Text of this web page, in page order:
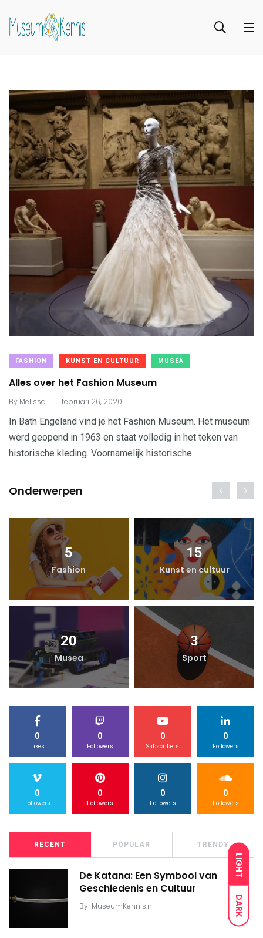
LIGHT
DARK
FASHION KUNST EN CULTUUR MUSEA
Alles over het Fashion Museum
By Melissa . februari 26, 2020
In Bath Engeland vind je het Fashion Museum. Het museum
werd geopend in 1963 en staat volledig in het teken van
historische kleding. Voornamelijk historische
Onderwerpen
5
Fashion
15
Kunst en cultuur
20
Musea
3
Sport
0
Likes
0
Followers
0
Subscribers
0
Followers
0
Followers
0
Followers
0
Followers
0
Followers
RECENT POPULAR TRENDY
De Katana: Een Symbool van
Geschiedenis en Cultuur
By MuseumKennis.nl